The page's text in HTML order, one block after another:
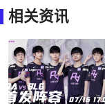
相关资讯